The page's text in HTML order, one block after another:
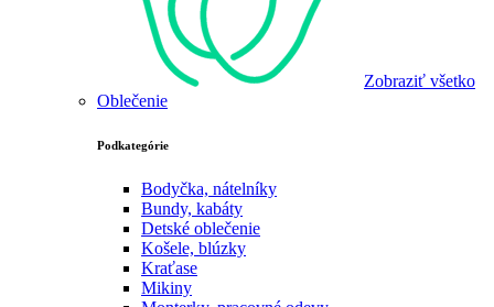
Zobraziť všetko
Oblečenie
Podkategórie
Bodyčka, nátelníky
Bundy, kabáty
Detské oblečenie
Košele, blúzky
Kraťase
Mikiny